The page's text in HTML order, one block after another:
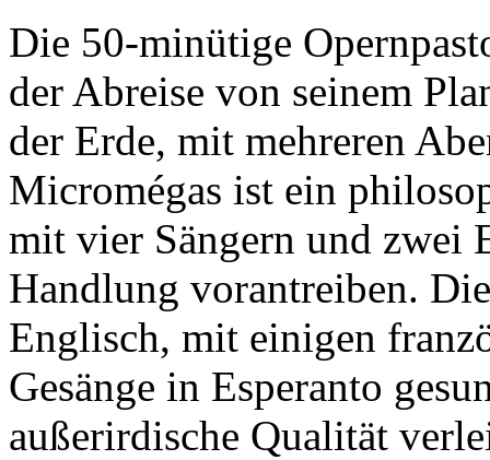
Die 50-minütige
der Abreise von seinem
der Erde, mit mehreren
Micromégas ist ein
mit vier Sängern und zwei
Handlung vorantreiben.
Englisch, mit einigen
Gesänge in Esperanto
außerirdische Qualität